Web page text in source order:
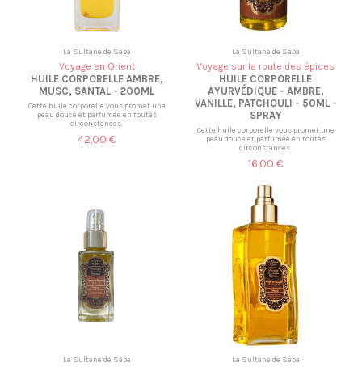
La Sultane de Saba
Voyage en Orient
HUILE CORPORELLE AMBRE,
MUSC, SANTAL - 200ML
Cette huile corporelle vous promet une
peau douce et parfumée en toutes
circonstances.
42,00 €
La Sultane de Saba
Voyage sur la route des épices
HUILE CORPORELLE
AYURVÉDIQUE - AMBRE,
VANILLE, PATCHOULI - 50ML -
SPRAY
Cette huile corporelle vous promet une
peau douce et parfumée en toutes
circonstances.
16,00 €
La Sultane de Saba La Sultane de Saba